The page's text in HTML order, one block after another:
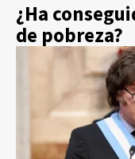
¿Ha
de pobreza?